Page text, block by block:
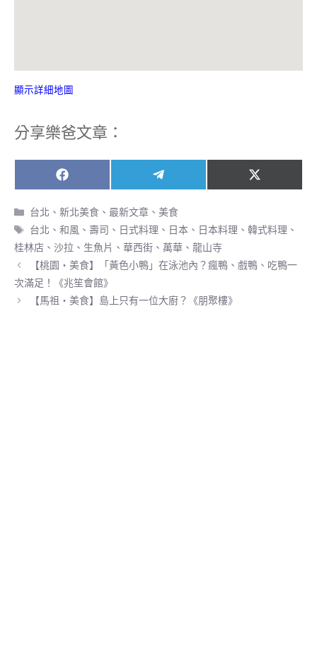
顯示詳細地圖
分享樂爸文章：
Share
on
F
a
c
e
b
o
o
k
Share
on
e
l
e
g
r
a
m
Share
on
X
(
i
e
分
類
台北、新北美食 、最新文章 、美食
標
籤
台北 、和風 、壽司 、 日式料理 、 日本 、 日本料理、韓式料理 、
桂林店 、 沙拉 、 生魚片 、 華西街 、 萬華 、 龍山寺
【桃園‧美食】「黃色小鴨」在泳池內？瘋鴨、戲鴨、吃鴨一
次滿足！《兆笙會館》
【馬祖‧美食】島上只有一位大廚？《朋聚樓》